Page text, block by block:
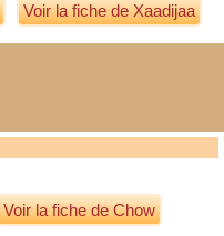
Voir la fiche de Xaadijaa
Voir la fiche de Chow